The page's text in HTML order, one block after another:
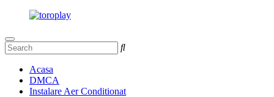
Acasa
DMCA
Instalare Aer Conditionat